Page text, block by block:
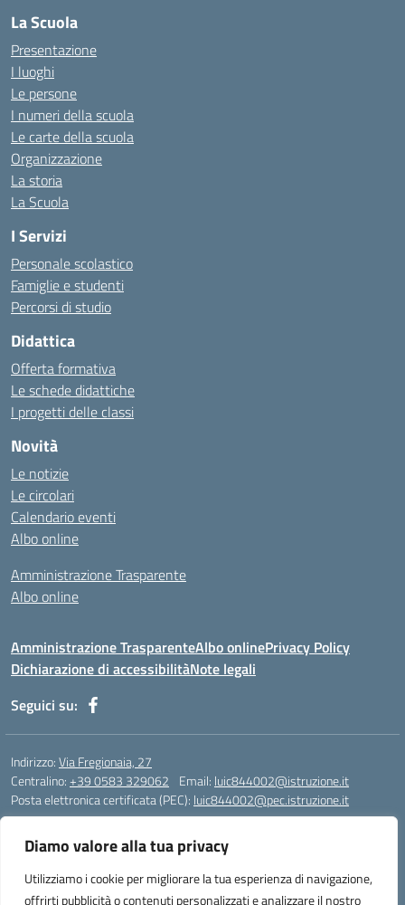
Diamo valore alla tua privacy
Utilizziamo i cookie per migliorare la tua esperienza di navigazione,
offrirti pubblicità o contenuti personalizzati e analizzare il nostro
La Scuola
Presentazione
I luoghi
Le persone
I numeri della scuola
Le carte della scuola
Organizzazione
La storia
La Scuola
I Servizi
Personale scolastico
Famiglie e studenti
Percorsi di studio
Didattica
Offerta formativa
Le schede didattiche
I progetti delle classi
Novità
Le notizie
Le circolari
Calendario eventi
Albo online
Amministrazione Trasparente
Albo online
Amministrazione TrasparenteAlbo onlinePrivacy Policy
Dichiarazione di accessibilitàNote legali
Seguici su:
Indirizzo:Via Fregionaia, 27
Centralino:+39 0583 329062 Email: luic844002@istruzione.it
Posta elettronica certificata (PEC): luic844002@pec.istruzione.it
Codice meccanografico:luic844002
Codice Indice delle Pubbliche Amministrazioni (IPA): istsc_luic844002
Codice unico di fatturazione (CUF): UF76KO